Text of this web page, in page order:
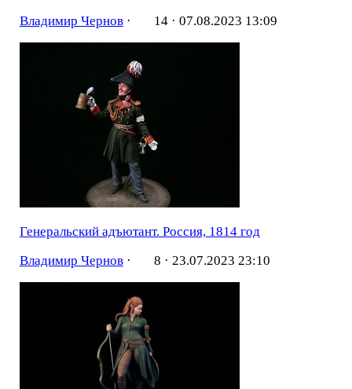
Владимир Чернов· 14 · 07.08.2023 13:09
Генеральский адъютант. Россия, 1814 год
Владимир Чернов· 8 · 23.07.2023 23:10